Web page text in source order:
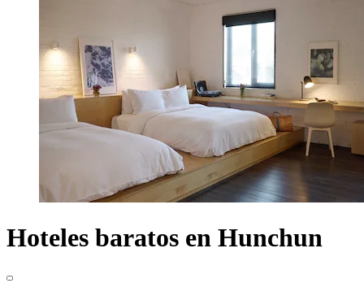
Hoteles baratos en Hunchun